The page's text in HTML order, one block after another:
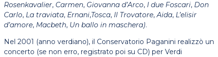
Rosenkavalier, Carmen, Giovanna d’Arco, I due Foscari, Don
Carlo, La traviata, Ernani,Tosca, Il Trovatore,Aida, L’elisir
d’amore, Macbeth, Un ballo in maschera).
Nel 2001 (anno verdiano), il Conservatorio Paganini realizzò un
concerto (se non erro, registrato poi su CD) per Verdi